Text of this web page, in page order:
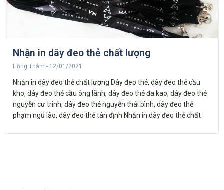
Nhận in dây đeo thẻ chất lượng
Hồng Thắm 12/01/2021
Nhận in dây đeo thẻ chất lượng Dây đeo thẻ, dây đeo thẻ cầu
kho, dây đeo thẻ cầu ông lãnh, dây đeo thẻ đa kao, dây đeo thẻ
nguyễn cư trinh, dây đeo thẻ nguyễn thái bình, dây đeo thẻ
phạm ngũ lão, dây đeo thẻ tân định Nhận in dây đeo thẻ chất